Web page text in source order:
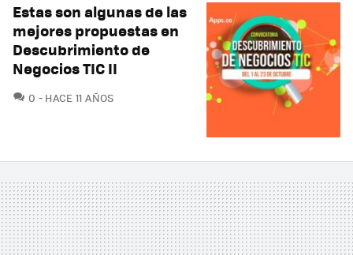
Estas son algunas de las
mejores propuestas en
Descubrimiento de
Negocios TIC II
0 COMENTARIOS
HACE 11 AÑOS